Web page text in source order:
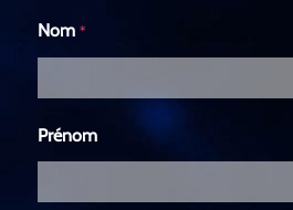
Nom *
Prénom